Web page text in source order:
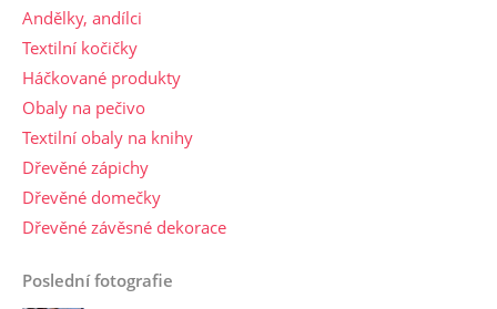
Andělky, andílci
Textilní kočičky
Háčkované produkty
Obaly na pečivo
Textilní obaly na knihy
Dřevěné zápichy
Dřevěné domečky
Dřevěné závěsné dekorace
Poslední fotografie